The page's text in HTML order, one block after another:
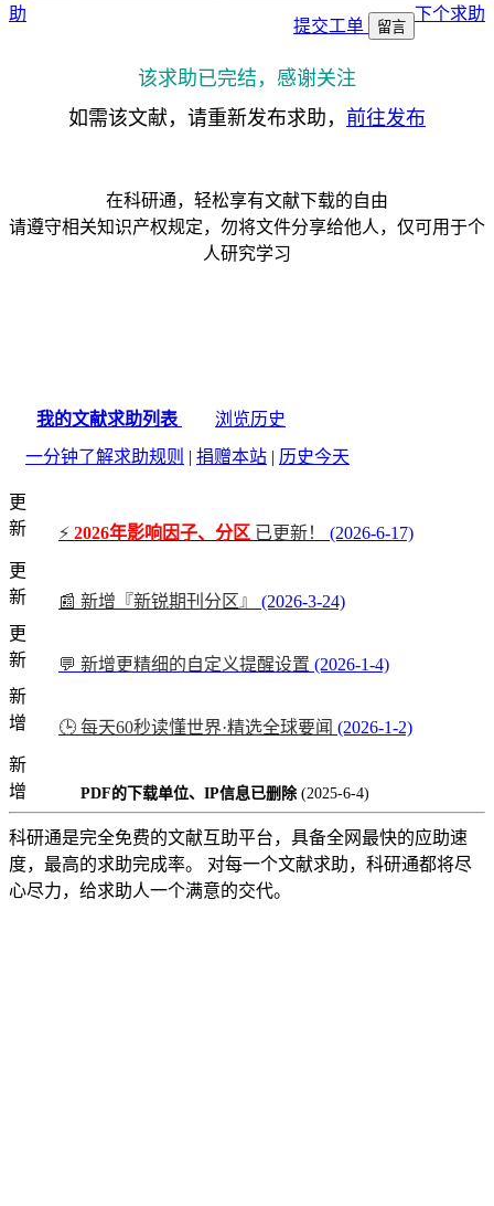
助
下个求助
提交工单 留言
该求助已完结，感谢关注
如需该文献，请重新发布求助， 前往发布
在科研通，轻松享有文献下载的自由
请遵守相关知识产权规定，勿将文件分享给他人，仅可用于个
人研究学习
我的文献求助列表
浏览历史
一分钟了解求助规则 | 捐赠本站 | 历史今天
更
新
⚡ 2026年影响因子、分区 已更新！
(2026-6-17)
更
新
📰 新增『新锐期刊分区』
(2026-3-24)
更
新
💬 新增更精细的自定义提醒设置 (2026-1-4)
新
增
🕒 每天60秒读懂世界·精选全球要闻 (2026-1-2)
新
增
PDF的下载单位、IP信息已删除 (2025-6-4)
科研通是完全免费的文献互助平台，具备全网最快的应助速
度，最高的求助完成率。 对每一个文献求助，科研通都将尽
心尽力，给求助人一个满意的交代。